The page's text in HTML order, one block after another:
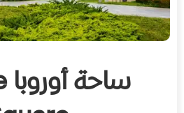
ساحة أوروبا